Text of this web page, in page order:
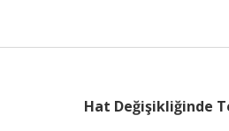
Hat Değişikliğinde